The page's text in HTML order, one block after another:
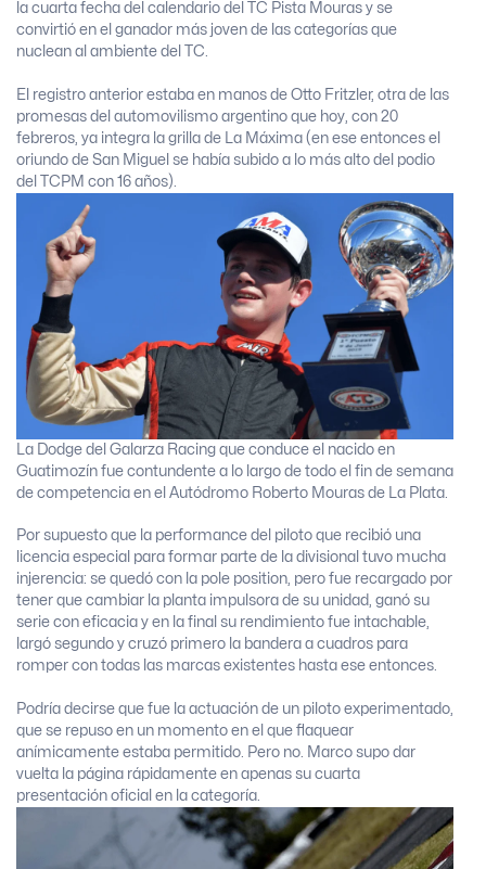
la cuarta fecha del calendario del TC Pista Mouras y se
convirtió en el ganador más joven de las categorías que
nuclean al ambiente del TC.
El registro anterior estaba en manos de Otto Fritzler, otra de las
promesas del automovilismo argentino que hoy, con 20
febreros, ya integra la grilla de La Máxima (en ese entonces el
oriundo de San Miguel se había subido a lo más alto del podio
del TCPM con 16 años).
La Dodge del Galarza Racing que conduce el nacido en
Guatimozín fue contundente a lo largo de todo el fin de semana
de competencia en el Autódromo Roberto Mouras de La Plata.
Por supuesto que la performance del piloto que recibió una
licencia especial para formar parte de la divisional tuvo mucha
injerencia: se quedó con la pole position, pero fue recargado por
tener que cambiar la planta impulsora de su unidad, ganó su
serie con eficacia y en la final su rendimiento fue intachable,
largó segundo y cruzó primero la bandera a cuadros para
romper con todas las marcas existentes hasta ese entonces.
Podría decirse que fue la actuación de un piloto experimentado,
que se repuso en un momento en el que flaquear
anímicamente estaba permitido. Pero no. Marco supo dar
vuelta la página rápidamente en apenas su cuarta
presentación oficial en la categoría.